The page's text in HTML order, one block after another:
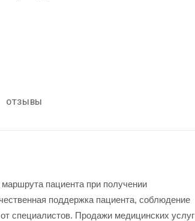
ОТЗЫВЫ
пациента при получении
поддержка пациента, соблюдение
специалистов. Продажи медицинских услуг